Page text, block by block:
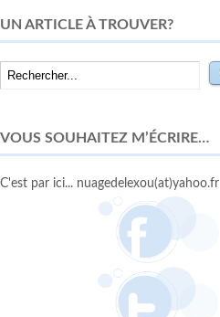
UN ARTICLE À TROUVER?
VOUS SOUHAITEZ M’ÉCRIRE…
C'est par ici... nuagedelexou(at)yahoo.fr